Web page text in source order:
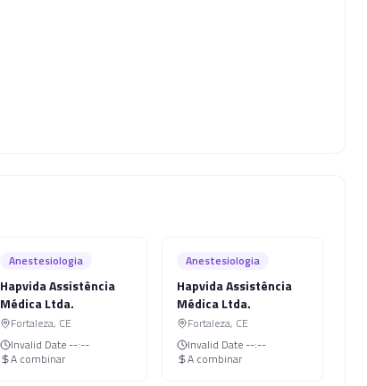
Anestesiologia
Hapvida Assistência
Médica Ltda.
Fortaleza, CE
Invalid Date --:--
A combinar
Anestesiologia
Hapvida Assistência
Médica Ltda.
Fortaleza, CE
Invalid Date --:--
A combinar